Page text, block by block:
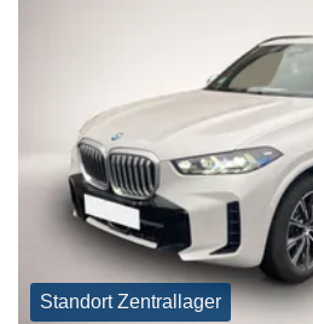
Standort Zentrallager